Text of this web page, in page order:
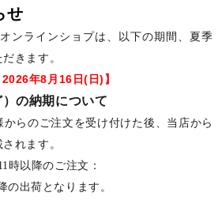
せ
ンラインショプは、以下の期間、夏季
きます。
年8月16日(日)】
の納期について
らのご注文を受け付けた後、当店から
れます。
時以降のご注文：
出荷となります。